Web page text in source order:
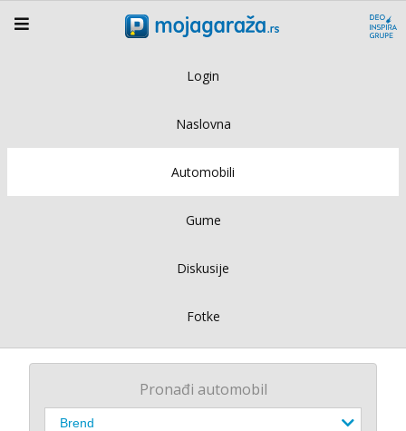
Login
Naslovna
Automobili
Gume
Diskusije
Fotke
Pronađi automobil